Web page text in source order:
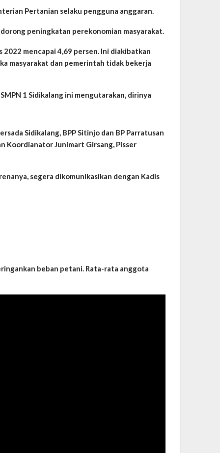
Pertanian selaku pengguna anggaran.
peningkatan perekonomian masyarakat.
mencapai 4,69 persen. Ini diakibatkan
masyarakat dan pemerintah tidak bekerja
1 Sidikalang ini mengutarakan, dirinya
Sidikalang, BPP Sitinjo dan BP Parratusan
Koordianator Junimart Girsang, Pisser
segera dikomunikasikan dengan Kadis
beban petani. Rata-rata anggota